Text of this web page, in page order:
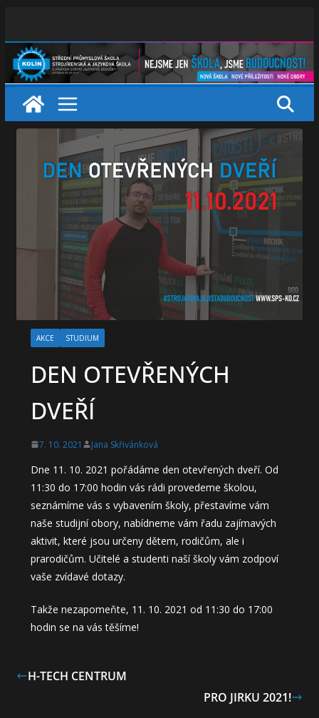
AKCE STUDIUM
DEN OTEVŘENÝCH
DVEŘÍ
7. 10. 2021 Jana Skřivánková
Dne 11. 10. 2021 pořádáme den otevřených dveří. Od
11:30 do 17:00 hodin vás rádi provedeme školou,
seznámíme vás s vybavením školy, přestavíme vám
naše studijní obory, nabídneme vám řadu zajímavých
aktivit, které jsou určeny dětem, rodičům, ale i
prarodičům. Učitelé a studenti naší školy vám zodpoví
vaše zvídavé dotazy.
Takže nezapomeňte, 11. 10. 2021 od 11:30 do 17:00
hodin se na vás těšíme!
H-TECH CENTRUM
PRO JIRKU 2021!